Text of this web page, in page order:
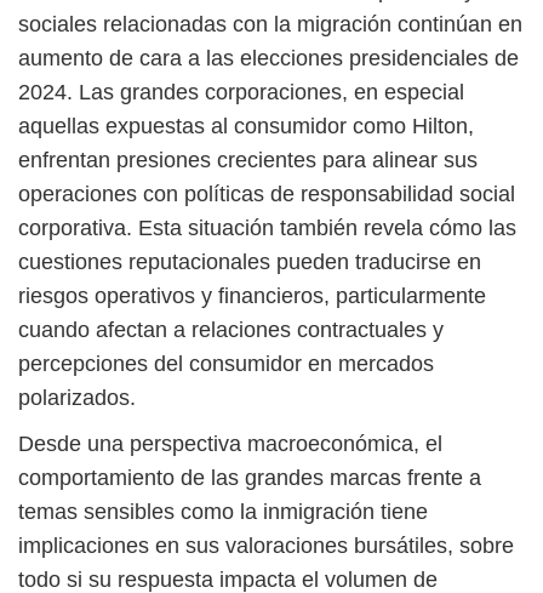
sociales relacionadas con la migración continúan en
aumento de cara a las elecciones presidenciales de
2024. Las grandes corporaciones, en especial
aquellas expuestas al consumidor como Hilton,
enfrentan presiones crecientes para alinear sus
operaciones con políticas de responsabilidad social
corporativa. Esta situación también revela cómo las
cuestiones reputacionales pueden traducirse en
riesgos operativos y financieros, particularmente
cuando afectan a relaciones contractuales y
percepciones del consumidor en mercados
polarizados.
Desde una perspectiva macroeconómica, el
comportamiento de las grandes marcas frente a
temas sensibles como la inmigración tiene
implicaciones en sus valoraciones bursátiles, sobre
todo si su respuesta impacta el volumen de